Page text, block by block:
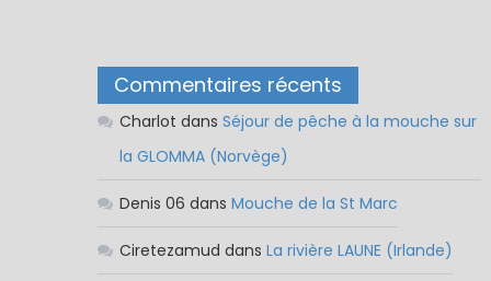
Commentaires récents
Charlot dans Séjour de pêche à la mouche sur
la GLOMMA (Norvège)
Denis 06 dans Mouche de la St Marc
Ciretezamud dans La rivière LAUNE (Irlande)